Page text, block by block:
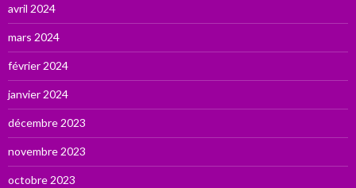
avril 2024
mars 2024
février 2024
janvier 2024
décembre 2023
novembre 2023
octobre 2023